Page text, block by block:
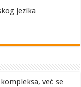
jezika
već se